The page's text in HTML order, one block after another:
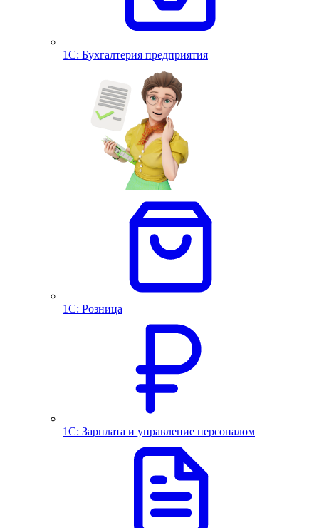
1С: Бухгалтерия предприятия
1С: Розница
1С: Зарплата и управление персоналом